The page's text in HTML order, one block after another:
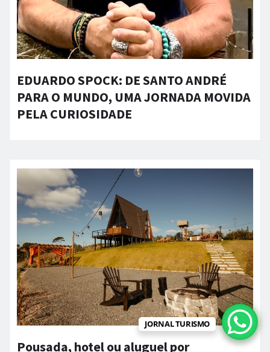
EDUARDO SPOCK: DE SANTO ANDRÉ
PARA O MUNDO, UMA JORNADA MOVIDA
PELA CURIOSIDADE
Pousada, hotel ou aluguel por
JORNAL TURISMO